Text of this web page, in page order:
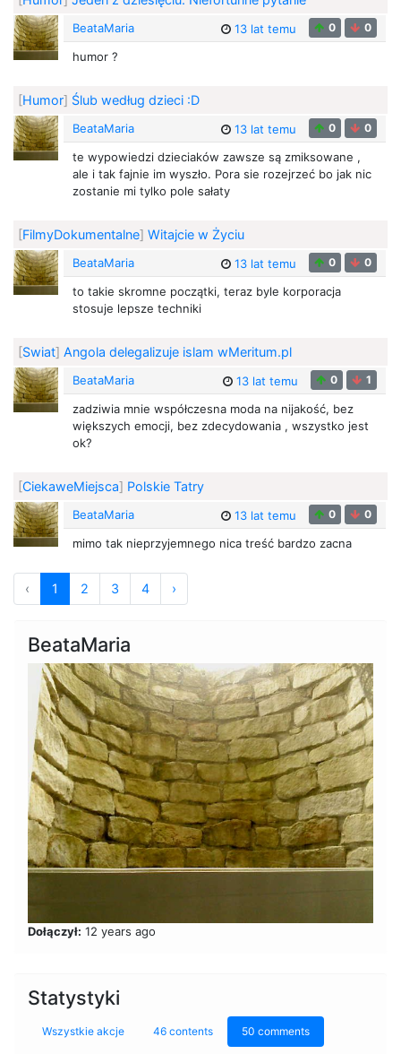
BeataMaria 13 lat temu 0 0
humor ?
[Humor] Ślub według dzieci :D
BeataMaria 13 lat temu 0 0
te wypowiedzi dzieciaków zawsze są zmiksowane ,
ale i tak fajnie im wyszło. Pora sie rozejrzeć bo jak nic
zostanie mi tylko pole sałaty
[FilmyDokumentalne] Witajcie w Życiu
BeataMaria 13 lat temu 0 0
to takie skromne początki, teraz byle korporacja
stosuje lepsze techniki
[Swiat] Angola delegalizuje islam wMeritum.pl
BeataMaria 13 lat temu 0 1
zadziwia mnie współczesna moda na nijakość, bez
większych emocji, bez zdecydowania , wszystko jest
ok?
[CiekaweMiejsca] Polskie Tatry
BeataMaria 13 lat temu 0 0
mimo tak nieprzyjemnego nica treść bardzo zacna
‹ 1 2 3 4 ›
BeataMaria
Dołączył: 12 years ago
Statystyki
Wszystkie akcje 46 contents 50 comments